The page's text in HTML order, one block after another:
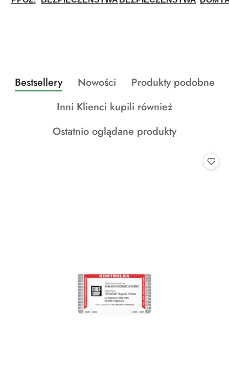
Pomiń karuzelę produktów
Produkty
o
Bestsellery
Produkty
statusie:
Nowości
Produkty
statusie:
Produkty podobne
Produkty
statusie:
Inni Klienci kupili również
Produkty
Ostatnio oglądane produkty